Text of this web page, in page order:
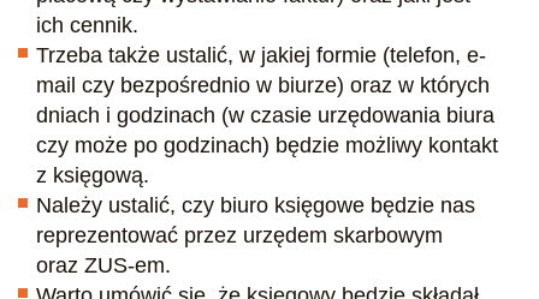
ich cennik.
Trzeba także ustalić, w jakiej formie (telefon, e-
mail czy bezpośrednio w biurze) oraz w których
dniach i godzinach (w czasie urzędowania biura
czy może po godzinach) będzie możliwy kontakt
z księgową.
Należy ustalić, czy biuro księgowe będzie nas
reprezentować przez urzędem skarbowym
oraz ZUS-em.